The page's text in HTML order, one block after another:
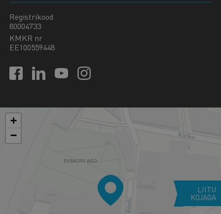
Registrikood
80004733
KMKR nr
EE100559448
+
−
LIITU
KOJAGA